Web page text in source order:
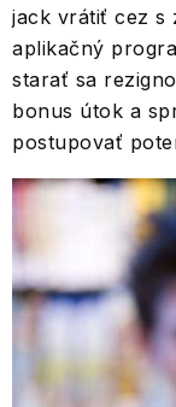
jack vrátiť cez s
aplikačný
starať sa
bonus útok a
postupovať